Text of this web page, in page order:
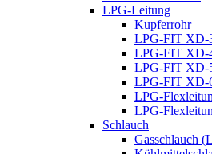
LPG-Leitung
Kupferrohr
LPG-FIT XD-
LPG-FIT XD-
LPG-FIT XD-
LPG-FIT XD-
LPG-
LPG-
Schlauch
Gasschlauch